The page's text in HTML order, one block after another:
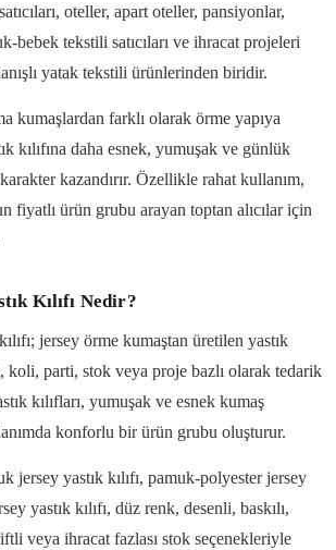
oteller, apart oteller, pansiyonlar,
bebek tekstili satıcıları ve ihracat projeleri
yatak tekstili ürünlerinden biridir.
kumaşlardan farklı olarak örme yapıya
kılıfına daha esnek, yumuşak ve günlük
kazandırır. Özellikle rahat kullanım,
fiyatlı ürün grubu arayan toptan alıcılar için
Kılıfı Nedir?
jersey örme kumaştan üretilen yastık
koli, parti, stok veya proje bazlı olarak tedarik
kılıfları, yumuşak ve esnek kumaş
konforlu bir ürün grubu oluşturur.
jersey yastık kılıfı, pamuk-polyester jersey
yastık kılıfı, düz renk, desenli, baskılı,
veya ihracat fazlası stok seçenekleriyle